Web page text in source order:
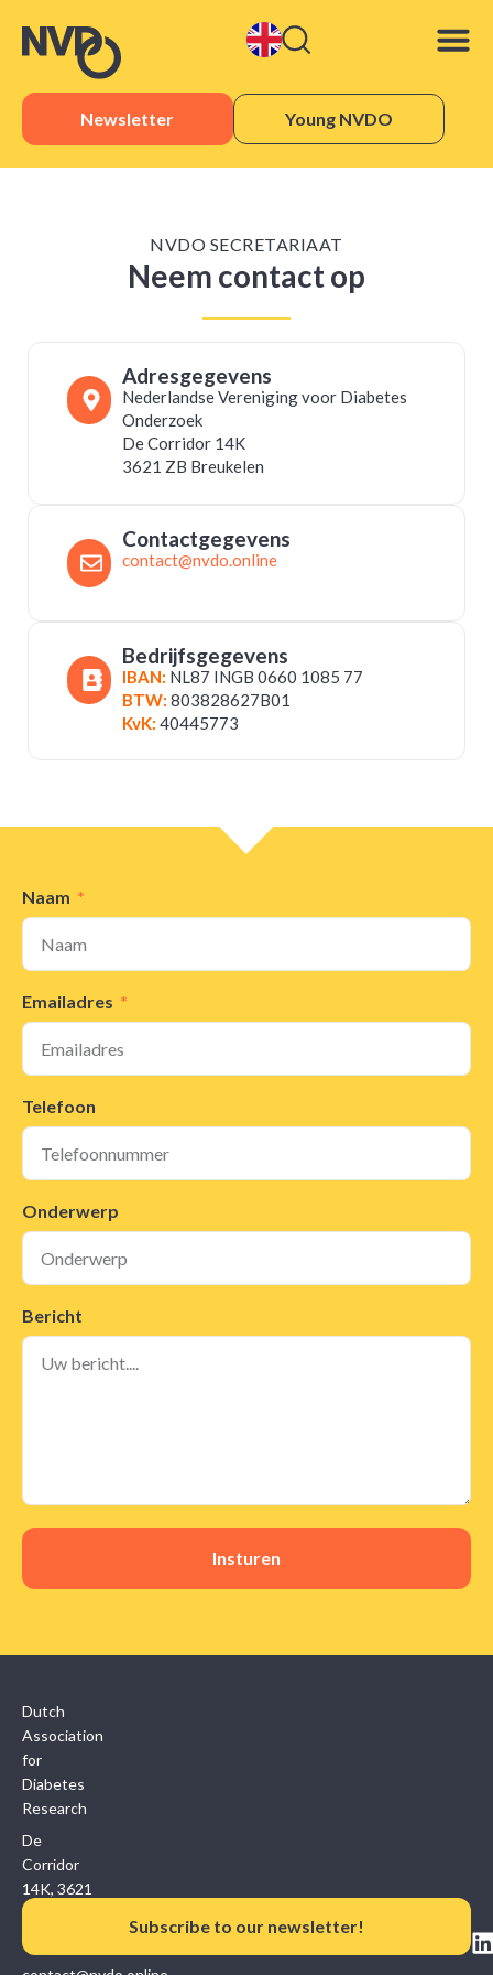
Newsletter Young NVDO
NVDO SECRETARIAAT
Neem contact op
Adresgegevens
Nederlandse Vereniging voor Diabetes
Onderzoek
De Corridor 14K
3621 ZB Breukelen
Contactgegevens
contact@nvdo.online
Bedrijfsgegevens
IBAN: NL87 INGB 0660 1085 77
BTW: 803828627B01
KvK: 40445773
Naam
Emailadres
Telefoon
Onderwerp
Bericht
Insturen
Dutch
Association
for
Diabetes
Research
De
Corridor
14K, 3621
ZB
Subscribe to our newsletter!